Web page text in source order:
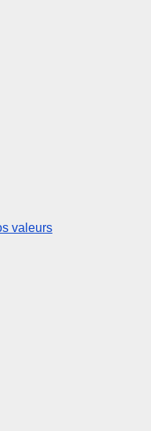
valeurs